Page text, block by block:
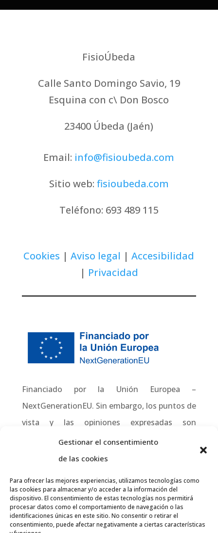
Gestionar el consentimiento
de las cookies
Para ofrecer las mejores experiencias, utilizamos tecnologías como
las cookies para almacenar y/o acceder a la información del
dispositivo. El consentimiento de estas tecnologías nos permitirá
procesar datos como el comportamiento de navegación o las
identificaciones únicas en este sitio. No consentir o retirar el
consentimiento, puede afectar negativamente a ciertas características
FisioÚbeda
Calle Santo Domingo Savio, 19
Esquina con c\ Don Bosco
23400 Úbeda (Jaén)
Email: info@fisioubeda.com
Sitio web: fisioubeda.com
Teléfono: 693 489 115
Cookies |Aviso legal |Accesibilidad
| Privacidad
Financiado por la Unión Europea –
NextGenerationEU. Sin embargo, los puntos de
vista y las opiniones expresadas son
únicamente los del autor o autores y no
reflejan necesariamente los de la Unión
Europea ni la Comisión Europea pueden ser
consideradas responsables de las mismas.